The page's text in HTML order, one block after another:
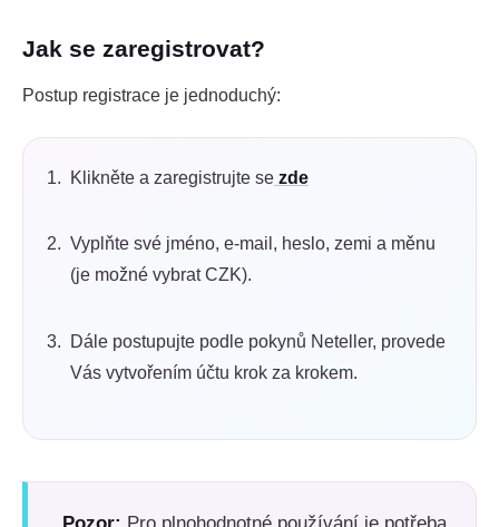
Jak se zaregistrovat?
Postup registrace je jednoduchý:
Klikněte a zaregistrujte se zde
Vyplňte své jméno, e-mail, heslo, zemi a měnu
(je možné vybrat CZK).
Dále postupujte podle pokynů Neteller, provede
Vás vytvořením účtu krok za krokem.